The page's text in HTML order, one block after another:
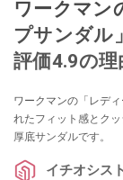
ワークマン
プサンダル
評価4.9の
ワークマンの「レデ
れたフィット感とク
厚底サンダルです。
イチオシスト